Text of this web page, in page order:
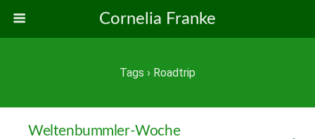
Cornelia Franke
Tags › Roadtrip
Weltenbummler-Woche